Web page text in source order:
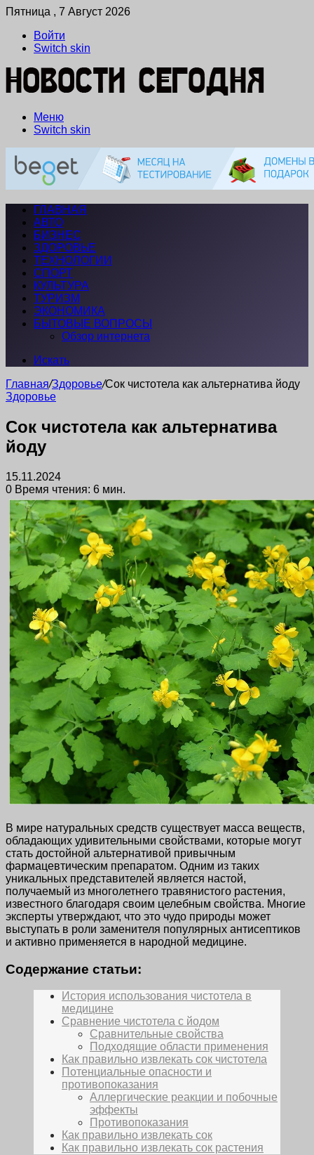
Пятница , 7 Август 2026
Войти
Switch skin
Меню
Switch skin
ГЛАВНАЯ
АВТО
БИЗНЕС
ЗДОРОВЬЕ
ТЕХНОЛОГИИ
СПОРТ
КУЛЬТУРА
ТУРИЗМ
ЭКОНОМИКА
БЫТОВЫЕ ВОПРОСЫ
Обзор интернета
Искать
Главная/Здоровье/Сок чистотела как альтернатива йоду
Здоровье
Сок чистотела как альтернатива
йоду
15.11.2024
0 Время чтения: 6 мин.
В мире натуральных средств существует масса веществ,
обладающих удивительными свойствами, которые могут
стать достойной альтернативой привычным
фармацевтическим препаратом. Одним из таких
уникальных представителей является настой,
получаемый из многолетнего травянистого растения,
известного благодаря своим целебным свойства. Многие
эксперты утверждают, что это чудо природы может
выступать в роли заменителя популярных антисептиков
и активно применяется в народной медицине.
Содержание статьи:
История использования чистотела в
медицине
Сравнение чистотела с йодом
Сравнительные свойства
Подходящие области применения
Как правильно извлекать сок чистотела
Потенциальные опасности и
противопоказания
Аллергические реакции и побочные
эффекты
Противопоказания
Как правильно извлекать сок
Как правильно извлекать сок растения